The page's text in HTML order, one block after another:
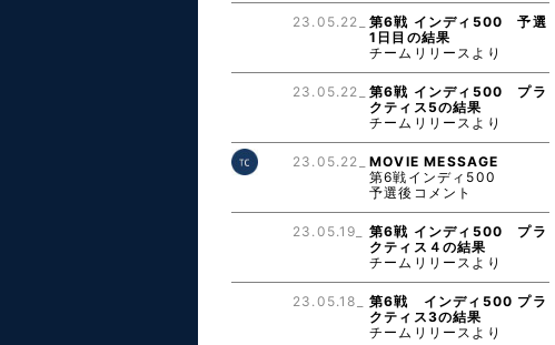
23.05.22_
第6戦 インディ500 予選
1日目の結果
チームリリースより
23.05.22_
第6戦 インディ500 プラ
クティス5の結果
チームリリースより
23.05.22_
MOVIE MESSAGE
第6戦インディ500
予選後コメント
23.05.19_
第6戦 インディ500 プラ
クティス４の結果
チームリリースより
23.05.18_
第6戦 インディ500 プラ
クティス3の結果
チームリリースより